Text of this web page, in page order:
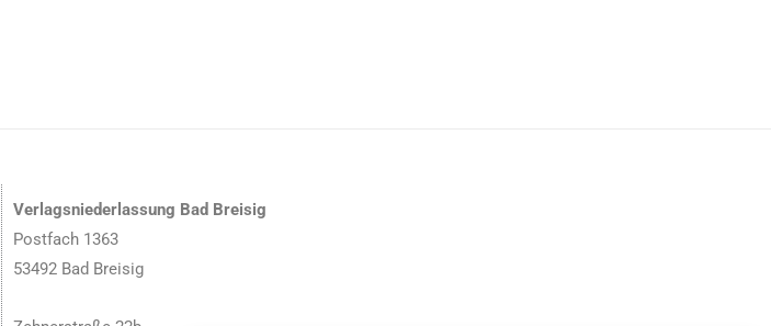
Verlagsniederlassung Bad Breisig
Postfach 1363
53492 Bad Breisig